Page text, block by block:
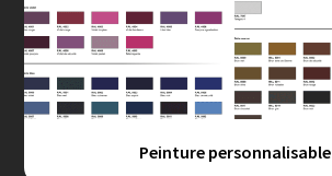
Peinture personnalisable